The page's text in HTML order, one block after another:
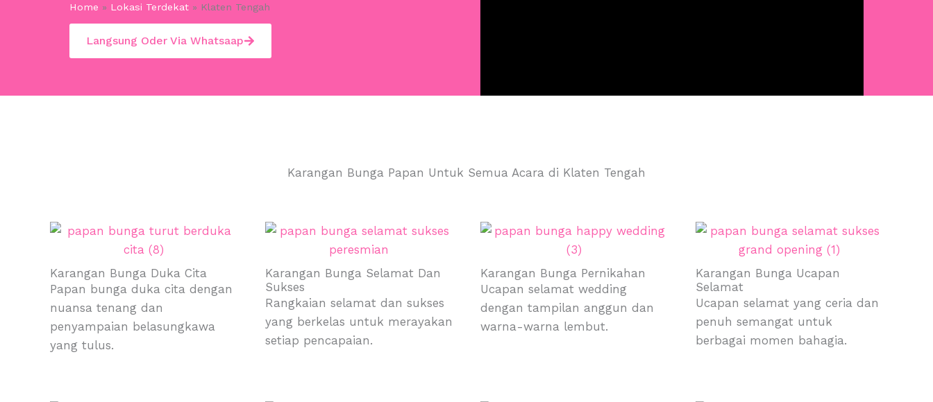
Home » Lokasi Terdekat » Klaten Tengah
Langsung Oder Via Whatsaap
Karangan Bunga Papan Untuk Semua Acara di Klaten Tengah
Karangan Bunga Duka Cita
Papan bunga duka cita dengan
nuansa tenang dan
penyampaian belasungkawa
yang tulus.
Karangan Bunga Selamat Dan
Sukses
Rangkaian selamat dan sukses
yang berkelas untuk merayakan
setiap pencapaian.
Karangan Bunga Pernikahan
Ucapan selamat wedding
dengan tampilan anggun dan
warna-warna lembut.
Karangan Bunga Ucapan
Selamat
Ucapan selamat yang ceria dan
penuh semangat untuk
berbagai momen bahagia.